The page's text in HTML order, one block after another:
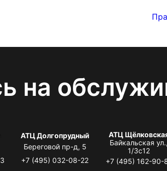
на
АТЦ Долгопрудный
Береговой пр-д, 5
+7 (495) 032-08-22
АТЦ
Байкальская ул.,
1/3с12
+7 (495) 162-90-